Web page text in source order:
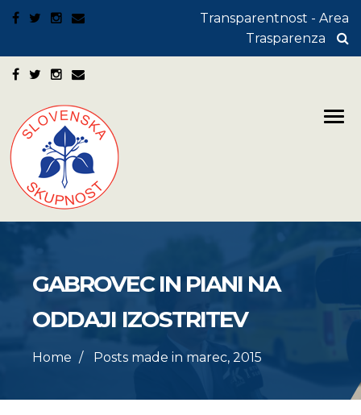
Transparentnost - Area
Trasparenza
GABROVEC IN PIANI NA
ODDAJI IZOSTRITEV
Home Posts made in marec, 2015